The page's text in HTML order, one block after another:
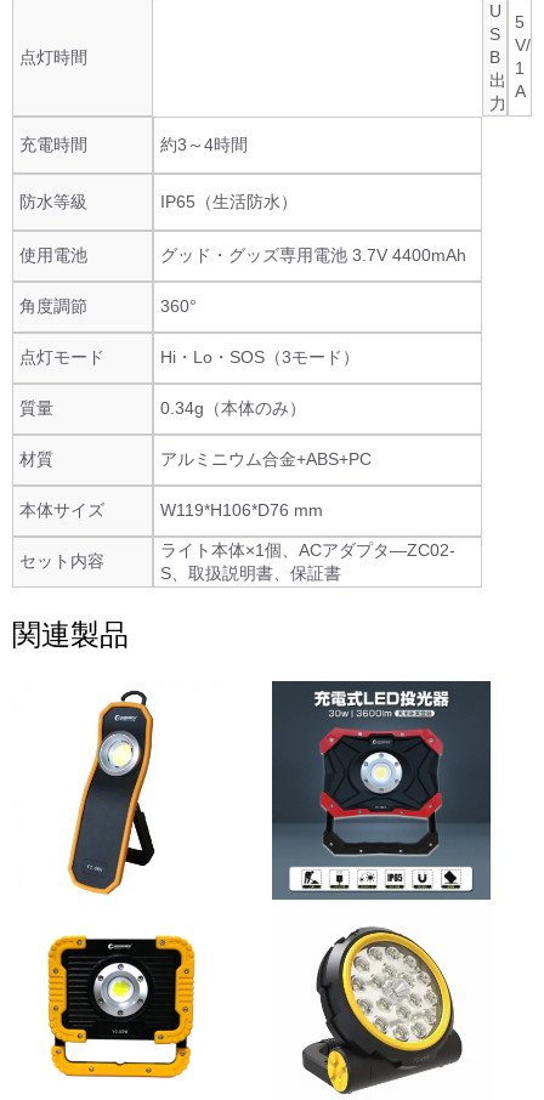
点灯時間
U
S
B
出
力
5
V/
1
A
充電時間 約3～4時間
防水等級 IP65（生活防水）
使用電池 グッド・グッズ専用電池 3.7V 4400mAh
角度調節 360°
点灯モード Hi・Lo・SOS（3モード）
質量 0.34g（本体のみ）
材質 アルミニウム合金+ABS+PC
本体サイズ W119*H106*D76 mm
セット内容
ライト本体×1個、ACアダプタ―ZC02-
S、取扱説明書、保証書
関連製品